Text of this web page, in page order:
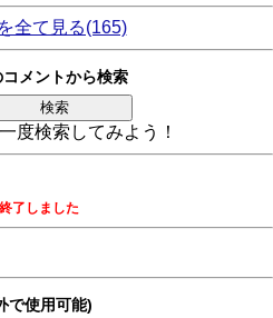
全て見る(165)
メントから検索
度検索してみよう！
了しました
で使用可能)